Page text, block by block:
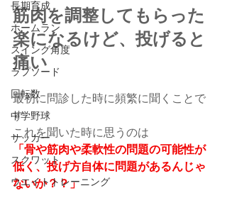
長期育成
ホームラン
スイング角度
ラプソード
回転数
中学野球
サッカー
スクワット
ウエイトトレーニング
筋肉を調整してもらった
楽になるけど、投げると
痛い
最初に問診した時に頻繁に聞くことで
す
これを聞いた時に思うのは
「骨や筋肉や柔軟性の問題の可能性が
低く、投げ方自体に問題があるんじゃ
ないか？？」